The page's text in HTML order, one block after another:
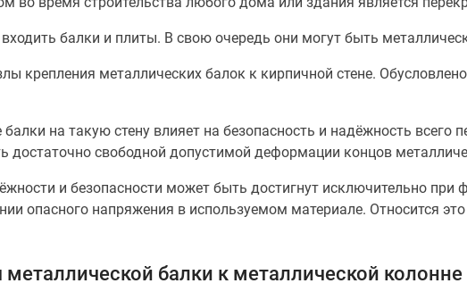
балки и плиты. В свою очередь они могут быть
крепления металлических балок к кирпичной стене.
на такую стену влияет на безопасность и надёжность
достаточно свободной допустимой деформации концов
и безопасности может быть достигнут исключительно при
опасного напряжения в используемом материале. Относится
металлической балки к металлической колонне